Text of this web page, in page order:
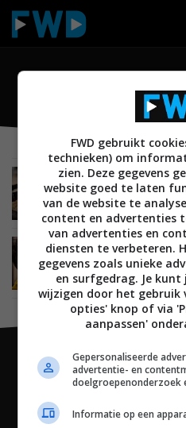
Sennheiser
REVIEWS AUDIO
Review:
interpretatie van
NIEUWS AUDIO
Audiofiele
bassen
FWD gebruikt
technieken) om
zien. Deze gegevens
website goed te laten
van de website te
content en advertenties
van advertenties en
diensten te verbeteren.
gegevens zoals unieke
en surfgedrag. Je
wijzigen door het gebruik
opties' knop of via
aanpassen'
Gepersonaliseerde
advertentie- en
doelgroepenonderzoek
Informatie op een